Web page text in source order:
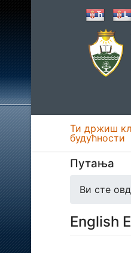
Ти држиш
будућности
Путања
Ви сте
English